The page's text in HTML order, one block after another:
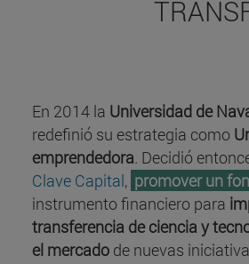
En 2014 la Universidad de
redefinió su estrategia como
emprendedora. Decidió
Clave Capital, promover un
instrumento financiero para
transferencia de ciencia y
el mercadode nuevas